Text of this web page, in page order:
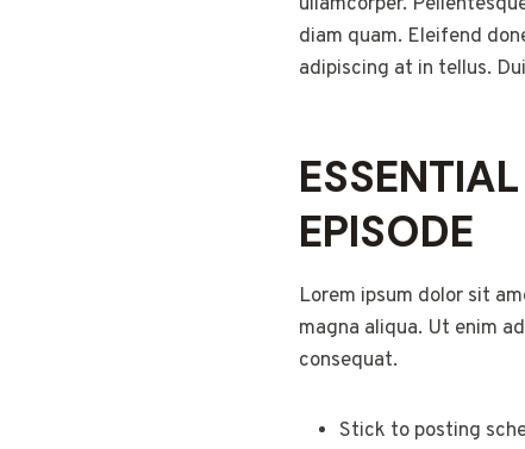
diam quam. Eleifend
adipiscing at in tellus.
EPISODE
Lorem ipsum dolor sit
magna aliqua. Ut enim
consequat.
Stick to posting